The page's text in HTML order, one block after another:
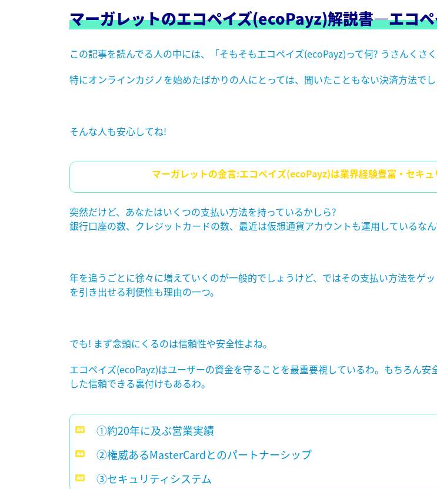
マーガレットのエコペイズ(ecoPayz)解説書―エコ
この記事を読んでる人の中には、「そもそもエコペイズ(ecoPayz)って何? うさんくさ
特にオンラインカジノを始めたばかりの人にとっては、聞いたこともない決済方法で
そんな人も安心してね!
マーガレットの金言:エコペイズ(ecoPayz)は業界経験豊富・セキ
突然だけど、あなたはいくつの支払い方法を持っているかしら?
銀行口座の数、クレジットカードの数、最近は仮想通貨アカウントも運用しているな
年を追うごとに徐々に増えていくのが一般的でしょうけど、ではその支払い方法をゲ
を引き出せる利便性も理由の一つ。
でも! まず念頭にくるのは信頼性や安全性よね。
エコペイズ(ecoPayz)はユーザーの資金を守ることを最重要視しているわ。もちろん
した信頼できる裏付けもあるわ。
①約20年に及ぶ営業実績
②権威あるMasterCardとのパートナーシップ
③セキュリティシステム